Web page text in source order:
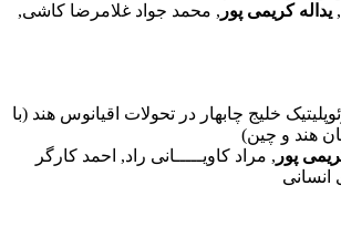
یداله کریمی پور , محمد جواد غلامرضا کاشی,
خلیج چابهار در تحولات اقیانوس هند (با
هند و چین)
پور , مراد کاویـــــانی راد, احمد کارگر